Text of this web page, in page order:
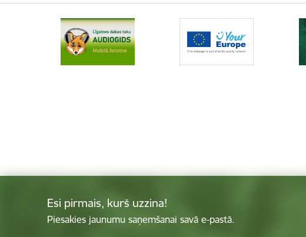
Esi pirmais, kurš uzzina!
Piesakies jaunumu saņemšanai savā e-pastā.